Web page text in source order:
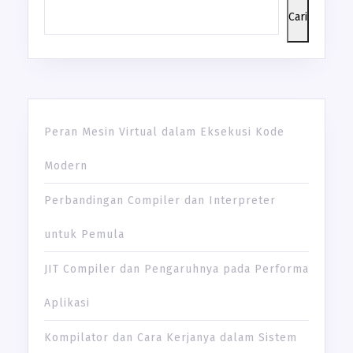
Cari
Peran Mesin Virtual dalam Eksekusi Kode
Modern
Perbandingan Compiler dan Interpreter
untuk Pemula
JIT Compiler dan Pengaruhnya pada Performa
Aplikasi
Kompilator dan Cara Kerjanya dalam Sistem